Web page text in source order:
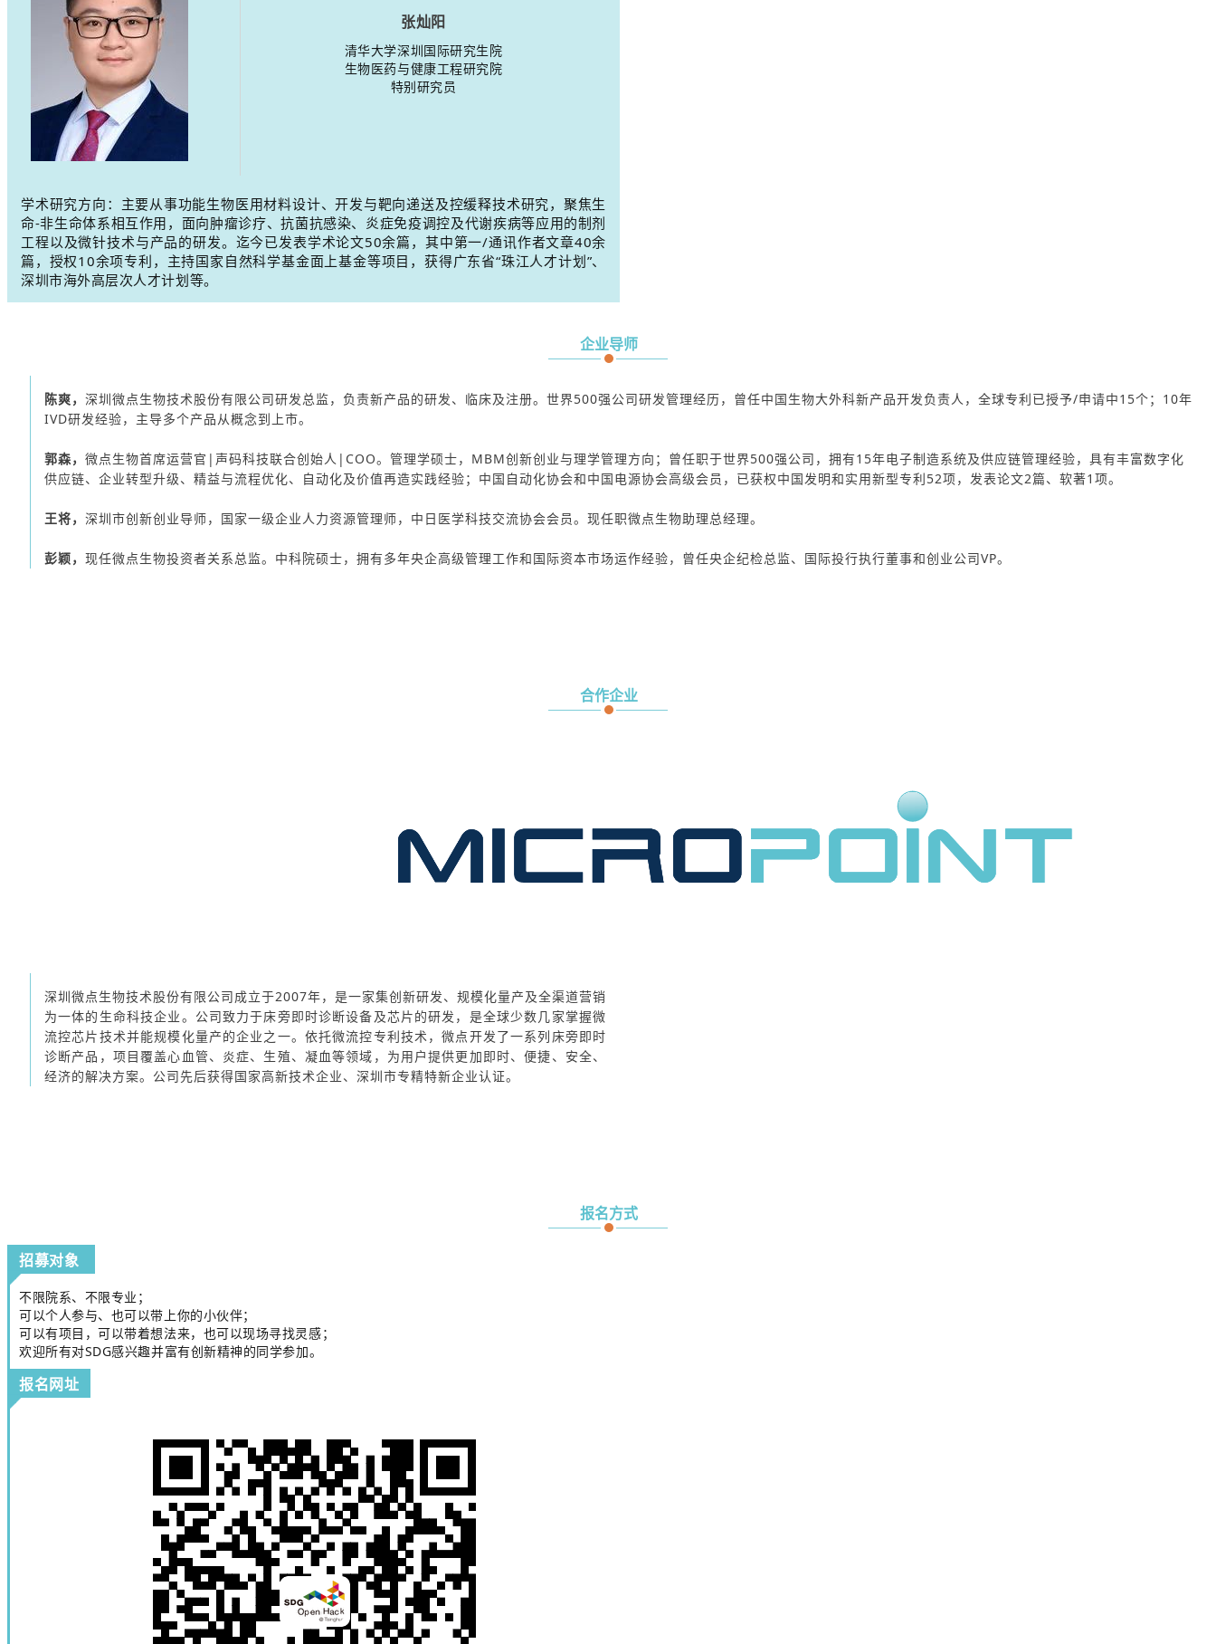
张灿阳
清华大学深圳国际研究生院
生物医药与健康工程研究院
特别研究员
学术研究方向：主要从事功能生物医用材料设计、开发与靶向递送及控缓释技术研究，聚焦生
命-非生命体系相互作用，面向肿瘤诊疗、抗菌抗感染、炎症免疫调控及代谢疾病等应用的制剂
工程以及微针技术与产品的研发。迄今已发表学术论文50余篇，其中第一/通讯作者文章40余
篇，授权10余项专利，主持国家自然科学基金面上基金等项目，获得广东省“珠江人才计划”、
深圳市海外高层次人才计划等。
企业导师
陈爽， 深圳微点生物技术股份有限公司研发总监，负责新产品的研发、临床及注册。世界500强公司研发管理经历，曾任中国生物大外科新产品开发负责人，全球专利已授予/申请中15个；10年
IVD研发经验，主导多个产品从概念到上市。
郭森， 微点生物首席运营官|声码科技联合创始人|COO。管理学硕士，MBM创新创业与理学管理方向；曾任职于世界500强公司，拥有15年电子制造系统及供应链管理经验，具有丰富数字化
供应链、企业转型升级、精益与流程优化、自动化及价值再造实践经验；中国自动化协会和中国电源协会高级会员，已获权中国发明和实用新型专利52项，发表论文2篇、软著1项。
王将， 深圳市创新创业导师，国家一级企业人力资源管理师，中日医学科技交流协会会员。现任职微点生物助理总经理。
彭颖， 现任微点生物投资者关系总监。中科院硕士，拥有多年央企高级管理工作和国际资本市场运作经验，曾任央企纪检总监、国际投行执行董事和创业公司VP。
合作企业
深圳微点生物技术股份有限公司成立于2007年，是一家集创新研发、规模化量产及全渠道营销
为一体的生命科技企业。公司致力于床旁即时诊断设备及芯片的研发，是全球少数几家掌握微
流控芯片技术并能规模化量产的企业之一。依托微流控专利技术，微点开发了一系列床旁即时
诊断产品，项目覆盖心血管、炎症、生殖、凝血等领域，为用户提供更加即时、便捷、安全、
经济的解决方案。公司先后获得国家高新技术企业、深圳市专精特新企业认证。
报名方式
招募对象
不限院系、不限专业；
可以个人参与、也可以带上你的小伙伴；
可以有项目，可以带着想法来，也可以现场寻找灵感；
欢迎所有对SDG感兴趣并富有创新精神的同学参加。
报名网址